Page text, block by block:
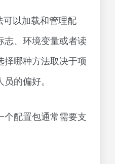
可以加载和管理配
志、环境变量或者读
择哪种方法取决于项
的偏好。
个配置包通常需要支